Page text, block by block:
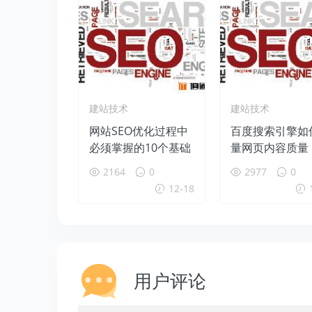
建站技术
网站SEO优化过程中
必须掌握的10个基础
2164
0
12-18
建站技术
百度搜索引擎如
量网页内容质量
2977
0
用户评论